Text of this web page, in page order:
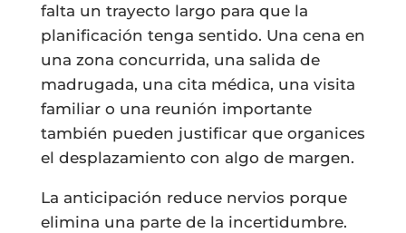
falta un trayecto largo para que la
planificación tenga sentido. Una cena en
una zona concurrida, una salida de
madrugada, una cita médica, una visita
familiar o una reunión importante
también pueden justificar que organices
el desplazamiento con algo de margen.
La anticipación reduce nervios porque
elimina una parte de la incertidumbre.